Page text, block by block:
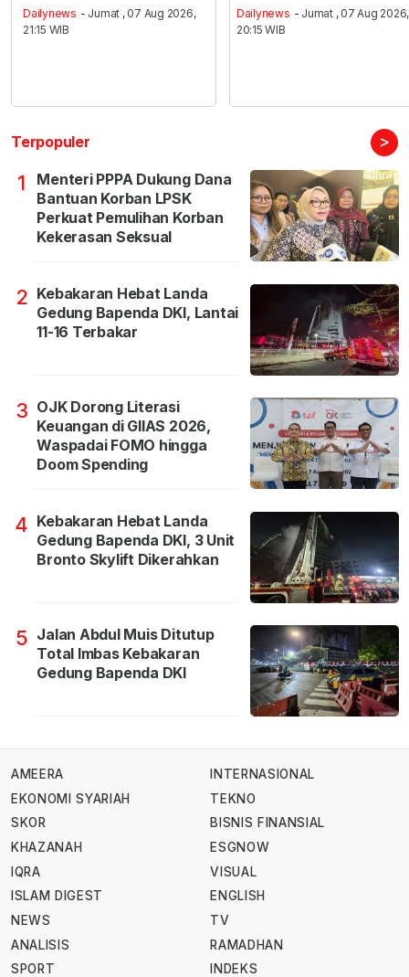
Dailynews - Jumat , 07 Aug 2026,
21:15 WIB
Dailynews - Jumat , 07 Aug 2026,
20:15 WIB
Terpopuler >
1
Menteri PPPA Dukung Dana
Bantuan Korban LPSK
Perkuat Pemulihan Korban
Kekerasan Seksual
2 Kebakaran Hebat Landa
Gedung Bapenda DKI, Lantai
11-16 Terbakar
3 OJK Dorong Literasi
Keuangan di GIIAS 2026,
Waspadai FOMO hingga
Doom Spending
4 Kebakaran Hebat Landa
Gedung Bapenda DKI, 3 Unit
Bronto Skylift Dikerahkan
5 Jalan Abdul Muis Ditutup
Total Imbas Kebakaran
Gedung Bapenda DKI
AMEERA
EKONOMI SYARIAH
SKOR
KHAZANAH
IQRA
ISLAM DIGEST
NEWS
ANALISIS
SPORT
INTERNASIONAL
TEKNO
BISNIS FINANSIAL
ESGNOW
VISUAL
ENGLISH
TV
RAMADHAN
INDEKS